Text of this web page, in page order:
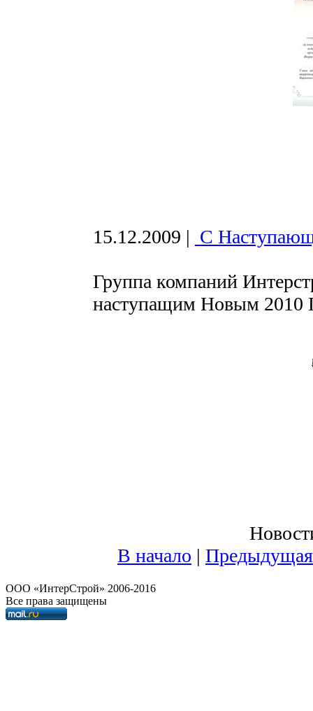
15.12.2009 | С
Группа компаний
наступащим Новым 2010
В начало | Предыдущая
OOO «ИнтерСтрой» 2006-2016
Все права защищены